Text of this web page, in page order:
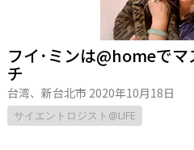
フイ･ミンは@homeで
チ
台湾、新台北市 2020年10月18日
サイエントロジスト@LIFE